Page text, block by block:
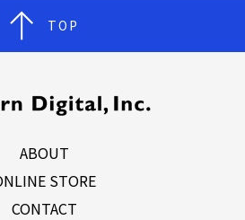
TOP
ABOUT
STORE
CONTACT